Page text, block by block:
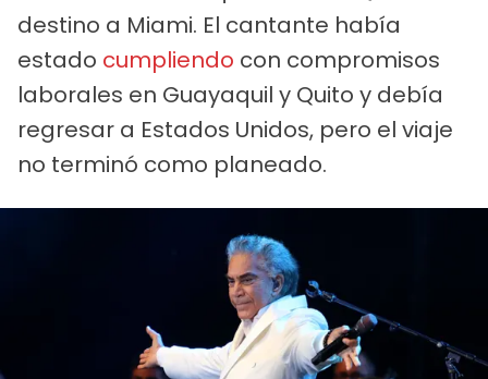
destino a Miami. El cantante había
estado cumpliendo con compromisos
laborales en Guayaquil y Quito y debía
regresar a Estados Unidos, pero el viaje
no terminó como planeado.